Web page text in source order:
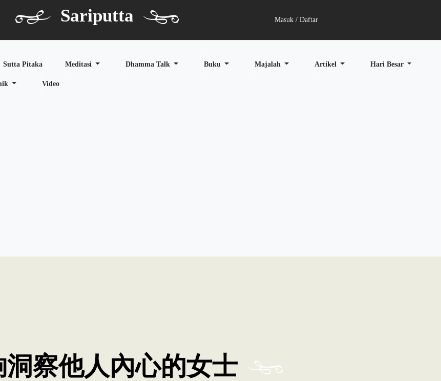
Sariputta Masuk / Daftar
Sutta Pitaka Meditasi Dhamma Talk Buku Majalah Artikel Hari Besar
Video
洞察他人內心的女士